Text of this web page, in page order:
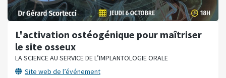
L'activation ostéogénique pour maîtriser
le site osseux
LA SCIENCE AU SERVICE DE L’IMPLANTOLOGIE ORALE
Site web de l’événement